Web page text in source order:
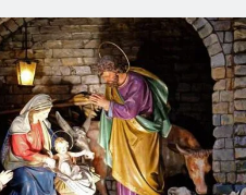
in
cui
nacque
il
presepe